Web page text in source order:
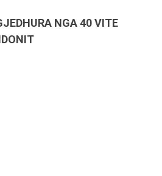
NGA 40 VITE